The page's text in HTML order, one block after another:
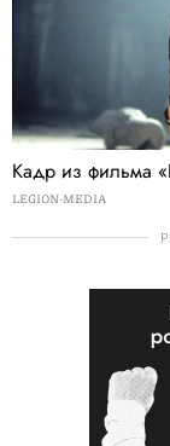
Кадр из фильма
LEGION-MEDIA